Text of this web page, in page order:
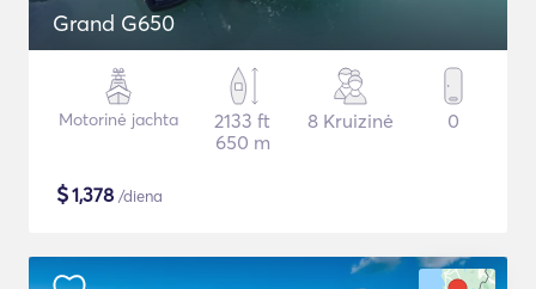
Grand G650
Motorinė jachta
2133 ft
650 m
8 Kruizinė 0
$1,378 /diena